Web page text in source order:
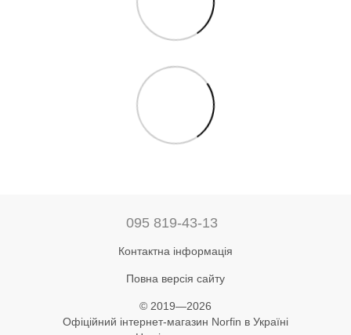
095 819-43-13
Контактна інформація
Повна версія сайту
© 2019—2026
Офіційний інтернет-магазин Norfin в Україні